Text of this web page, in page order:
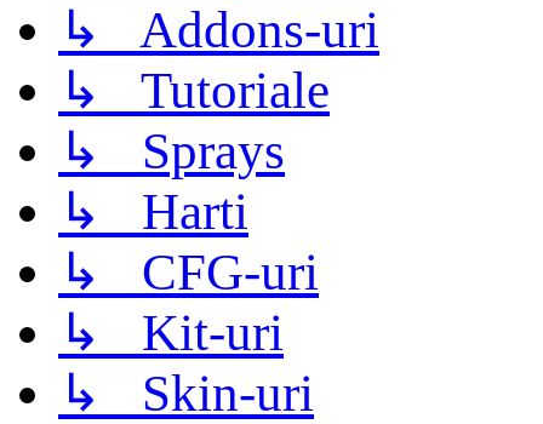
↳ Addons-uri
↳ Tutoriale
↳ Sprays
↳ Harti
↳ CFG-uri
↳ Kit-uri
↳ Skin-uri